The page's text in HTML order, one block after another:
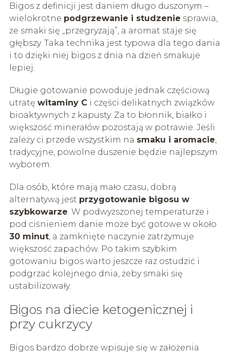
Bigos z definicji jest daniem długo duszonym –
wielokrotne podgrzewanie i studzenie sprawia,
że smaki się „przegryzają”, a aromat staje się
głębszy. Taka technika jest typowa dla tego dania
i to dzięki niej bigos z dnia na dzień smakuje
lepiej.
Długie gotowanie powoduje jednak częściową
utratę witaminy Ci części delikatnych związków
bioaktywnych z kapusty. Za to błonnik, białko i
większość minerałów pozostają w potrawie. Jeśli
zależy ci przede wszystkim na smaku i aromacie,
tradycyjne, powolne duszenie będzie najlepszym
wyborem.
Dla osób, które mają mało czasu, dobrą
alternatywą jest przygotowanie bigosu w
szybkowarze. W podwyższonej temperaturze i
pod ciśnieniem danie może być gotowe w około
30 minut, a zamknięte naczynie zatrzymuje
większość zapachów. Po takim szybkim
gotowaniu bigos warto jeszcze raz ostudzić i
podgrzać kolejnego dnia, żeby smaki się
ustabilizowały.
Bigos na diecie ketogenicznej i
przy cukrzycy
Bigos bardzo dobrze wpisuje się w założenia